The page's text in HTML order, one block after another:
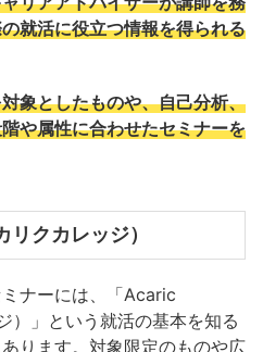
就活に役立つ情報を得られる
象としたものや、自己分析、
や属性に合わせたセミナーを
クカレッジ）
ナーには、「Acaric
）」という就活の基本を知る
ります。対象限定のものや広